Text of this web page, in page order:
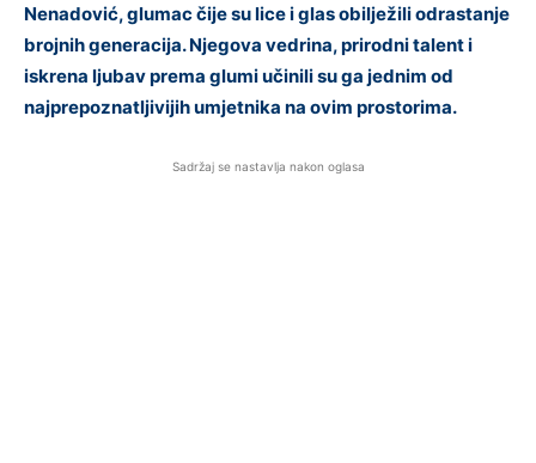
Nenadović, glumac čije su lice i glas obilježili odrastanje
brojnih generacija. Njegova vedrina, prirodni talent i
iskrena ljubav prema glumi učinili su ga jednim od
najprepoznatljivijih umjetnika na ovim prostorima.
Sadržaj se nastavlja nakon oglasa